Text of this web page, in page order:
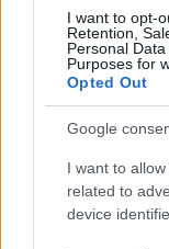
I want to opt-
Retention,
Personal
Purposes for
Opted Out
Google
I want to
related to
device
HÍREK 2 órája